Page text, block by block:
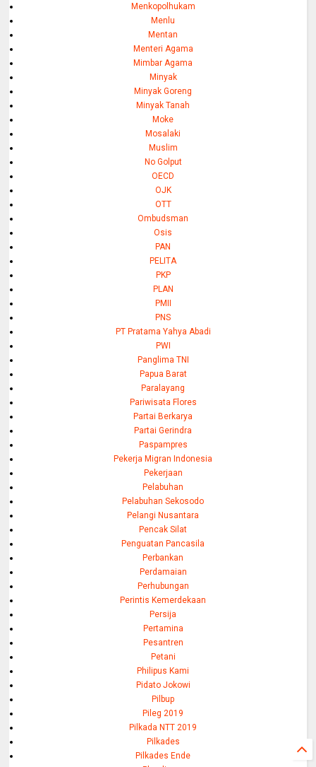
Menkopolhukam
Menlu
Mentan
Menteri Agama
Mimbar Agama
Minyak
Minyak Goreng
Minyak Tanah
Moke
Mosalaki
Muslim
No Golput
OECD
OJK
OTT
Ombudsman
Osis
PAN
PELITA
PKP
PLAN
PMII
PNS
PT Pratama Yahya Abadi
PWI
Panglima TNI
Papua Barat
Paralayang
Pariwisata Flores
Partai Berkarya
Partai Gerindra
Paspampres
Pekerja Migran Indonesia
Pekerjaan
Pelabuhan
Pelabuhan Sekosodo
Pelangi Nusantara
Pencak Silat
Penguatan Pancasila
Perbankan
Perdamaian
Perhubungan
Perintis Kemerdekaan
Persija
Pertamina
Pesantren
Petani
Philipus Kami
Pidato Jokowi
Pilbup
Pileg 2019
Pilkada NTT 2019
Pilkades
Pilkades Ende